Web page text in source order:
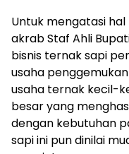
Untuk mengatasi
akrab Staf Ahli
bisnis ternak sapi
usaha
usaha ternak kecil-
besar yang
dengan kebutuhan
sapi ini pun dinilai